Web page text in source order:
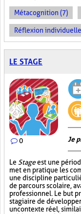
Métacognition (7)
Réflexion
LE STAGE
0 Je
Le Stageest une
met en pratique les
une discipline
de parcours scolaire,
professionnel. Le but
stagiaire de
un contexte réel,